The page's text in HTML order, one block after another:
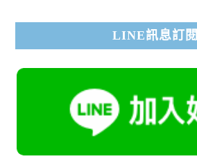
LINE訊息訂閱